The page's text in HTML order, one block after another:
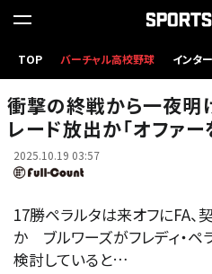
TOP バーチャル高校野球 インタ
ブルワーズのフレディ・ペラルタ【写真：荒川祐史】
衝撃の終戦から一夜明
レード放出か「オファー
2025.10.19 03:57
17勝ペラルタは来オフにFA
か ブルワーズがフレディ・ペ
検討していると…